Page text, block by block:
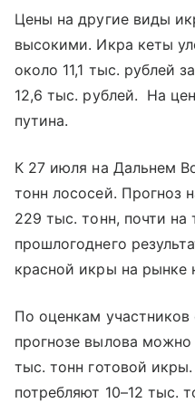
Цены на другие виды
высокими. Икра кеты
около 11,1 тыс. рублей
12,6 тыс. рублей. На
путина.
К 27 июля на Дальнем
тонн лососей. Прогноз
229 тыс. тонн, почти на
прошлогоднего
красной икры на рынке
По оценкам
прогнозе вылова можно
тыс. тонн готовой
потребляют 10–12 тыс.